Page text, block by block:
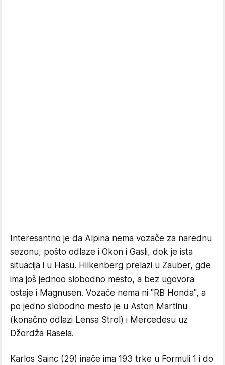
Interesantno je da Alpina nema vozače za narednu
sezonu, pošto odlaze i Okon i Gasli, dok je ista
situacija i u Hasu. Hilkenberg prelazi u Zauber, gde
ima još jednoo slobodno mesto, a bez ugovora
ostaje i Magnusen. Vozače nema ni "RB Honda", a
po jedno slobodno mesto je u Aston Martinu
(konačno odlazi Lensa Strol) i Mercedesu uz
Džordža Rasela.
Karlos Sainc (29) inače ima 193 trke u Formuli 1 i do